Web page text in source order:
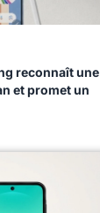
reconnaît une
et promet un